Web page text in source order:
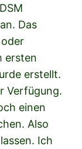
Das
ersten
erstellt.
Verfügung.
einen
Also
Ich